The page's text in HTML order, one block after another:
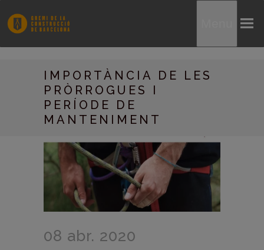
IMPORTÀNCIA DE LES
PRÒRROGUES I
PERÍODE DE
MANTENIMENT
08 abr. 2020